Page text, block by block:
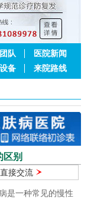
队
医院新闻
备 来院路线
区别
接交流
是一种常见的慢性